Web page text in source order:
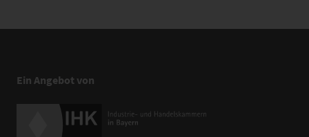
Ein Angebot von